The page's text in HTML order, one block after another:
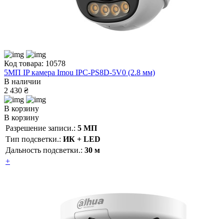
Код товара: 10578
5МП IP камера Imou IPC-PS8D-5V0 (2.8 мм)
В наличии
2 430 ₴
В корзину
В корзину
Разрешение записи.: 5 МП
Тип подсветки.: ИК + LED
Дальность подсветки.: 30 м
+